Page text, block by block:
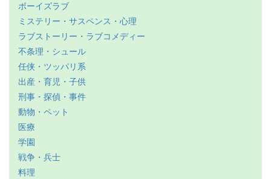
ボーイズラブ
ミステリー・サスペンス・心理
ラブストーリー・ラブコメディー
不条理・シュール
任侠・ツッパリ系
出産・育児・子供
刑事・探偵・事件
動物・ペット
医療
学園
戦争・兵士
料理